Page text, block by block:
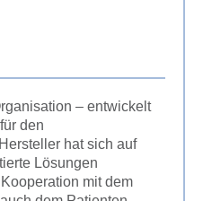
– entwickelt
den
hat sich auf
Lösungen
mit dem